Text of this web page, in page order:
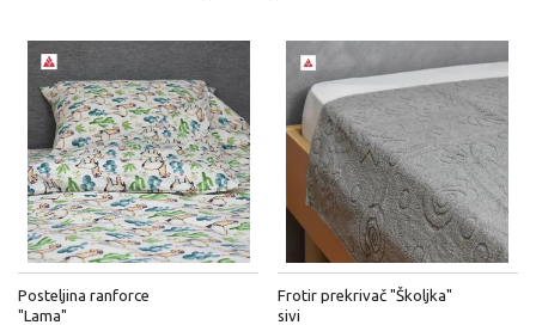
Posteljina ranforce
"Lama"
Frotir prekrivač "Školjka"
sivi